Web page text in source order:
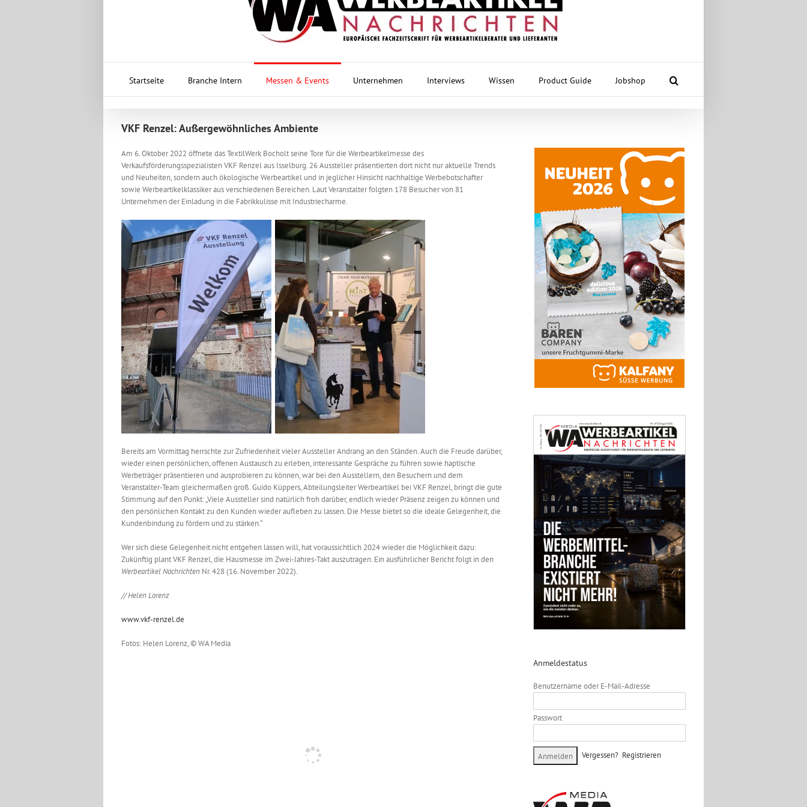
Startseite Branche Intern Messen & Events Unternehmen Interviews Wissen Product Guide Jobshop
VKF Renzel: Außergewöhnliches Ambiente
Am 6. Oktober 2022 öffnete das TextilWerk Bocholt seine Tore für die Werbeartikelmesse des
Verkaufsförderungsspezialisten VKF Renzel aus Isselburg. 26 Aussteller präsentierten dort nicht nur aktuelle Trends
und Neuheiten, sondern auch ökologische Werbeartikel und in jeglicher Hinsicht nachhaltige Werbebotschafter
sowie Werbeartikelklassiker aus verschiedenen Bereichen. Laut Veranstalter folgten 178 Besucher von 81
Unternehmen der Einladung in die Fabrikkulisse mit Industriecharme.
Bereits am Vormittag herrschte zur Zufriedenheit vieler Aussteller Andrang an den Ständen. Auch die Freude darüber,
wieder einen persönlichen, offenen Austausch zu erleben, interessante Gespräche zu führen sowie haptische
Werbeträger präsentieren und ausprobieren zu können, war bei den Ausstellern, den Besuchern und dem
Veranstalter-Team gleichermaßen groß. Guido Küppers, Abteilungsleiter Werbeartikel bei VKF Renzel, bringt die gute
Stimmung auf den Punkt: „Viele Aussteller sind natürlich froh darüber, endlich wieder Präsenz zeigen zu können und
den persönlichen Kontakt zu den Kunden wieder aufleben zu lassen. Die Messe bietet so die ideale Gelegenheit, die
Kundenbindung zu fördern und zu stärken.“
Wer sich diese Gelegenheit nicht entgehen lassen will, hat voraussichtlich 2024 wieder die Möglichkeit dazu:
Zukünftig plant VKF Renzel, die Hausmesse im Zwei-Jahres-Takt auszutragen. Ein ausführlicher Bericht folgt in den
Werbeartikel Nachrichten Nr. 428 (16. November 2022).
// Helen Lorenz
www.vkf-renzel.de
Fotos: Helen Lorenz, © WA Media
Anmeldestatus
Benutzername oder E-Mail-Adresse
Passwort
Vergessen? Registrieren